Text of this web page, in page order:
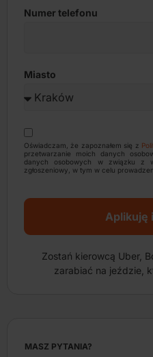
Numer telefonu
Miasto
Oświadczam, że zapoznałem się z
przetwarzanie moich danych
danych osobowych w związku z
zgłoszeniowy, w tym w celu
Aplikuję
Zostań kierowcą Uber,
zarabiać na jeździe,
MASZ PYTANIA?